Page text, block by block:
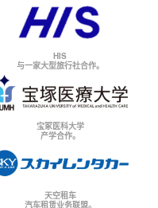
HIS
与一家大型旅行社合作。
宝冢医科大学
产学合作。
天空租车
汽车租赁业务联盟。